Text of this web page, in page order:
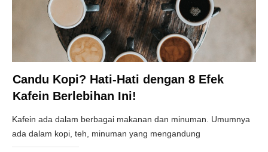
Candu Kopi? Hati-Hati dengan 8 Efek
Kafein Berlebihan Ini!
Kafein ada dalam berbagai makanan dan minuman. Umumnya
ada dalam kopi, teh, minuman yang mengandung